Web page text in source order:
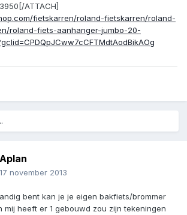
ATTACH]
fietskarren/roland-fietskarren/roland-
roland-fiets-aanhanger-jumbo-20-
17 november 2013
bent kan je je eigen bakfiets/brommer
mij heeft er 1 gebouwd zou zijn tekeningen